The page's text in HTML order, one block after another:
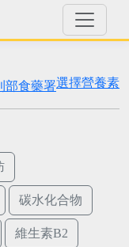
選擇營養素
部食藥署
碳水化合物
維生素B2